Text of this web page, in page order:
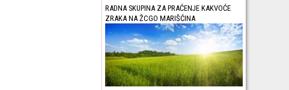
RADNA SKUPINA ZA PRAĆENJE KAKVOĆE
ZRAKA NA ŽCGO MARIŠĆINA